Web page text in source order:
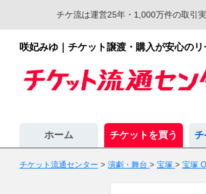
チケ流は運営25年・1,000万件の取引
咲妃みゆ｜チケット譲渡・購入が安心の
ホーム チケットを買う チ
チケット流通センター > 演劇・舞台 > 宝塚 > 宝塚